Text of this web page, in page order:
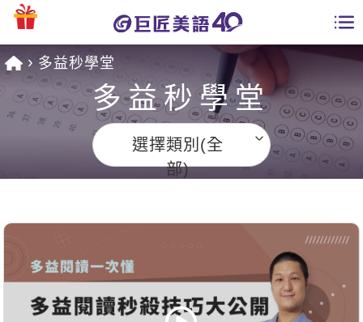
課程總覽
日語課程總表
商用英文
英文檢定
師資團隊
多益秒學堂
多益秒學堂
選擇類別(全
部)